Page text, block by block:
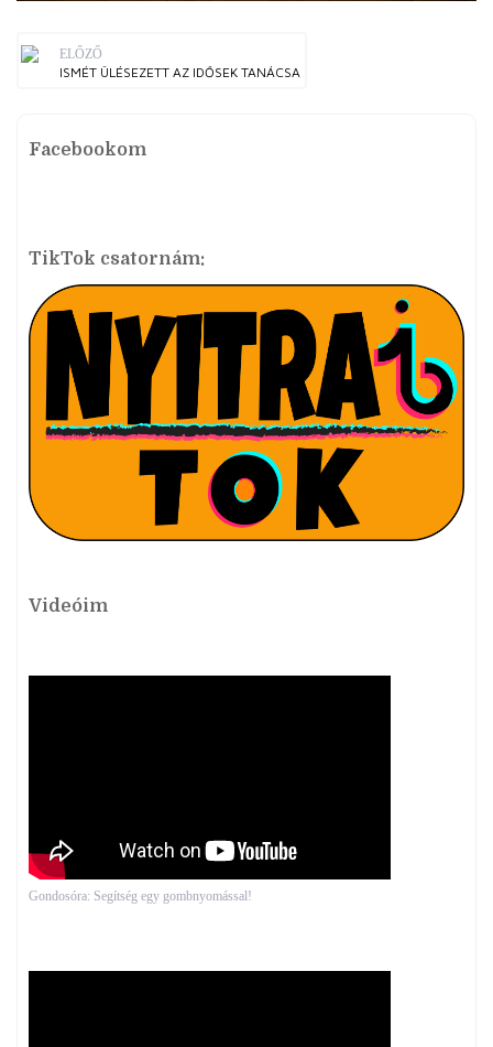
ELŐZŐ
ISMÉT ÜLÉSEZETT AZ IDŐSEK TANÁCSA
Facebookom
TikTok csatornám:
Videóim
Gondosóra: Segítség egy gombnyomással!